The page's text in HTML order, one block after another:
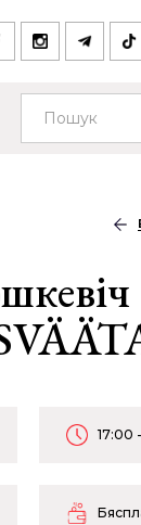
17:00